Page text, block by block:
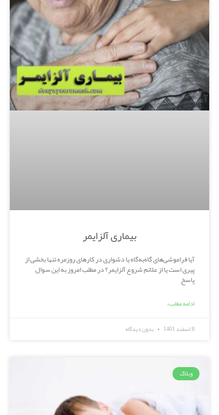
بیماری آلزایمر
آیا فراموشی‌های گاه‌به‌گاه یا دشواری در کارهای روزمره تنها بخشی از
پیری است یا از علائم شروع آلزایمر؟ در مطلب امروز به این سوال
پاسخ
ادامه مطلب»
8 اسفند 1401 بدون دیدگاه
وبلاگ